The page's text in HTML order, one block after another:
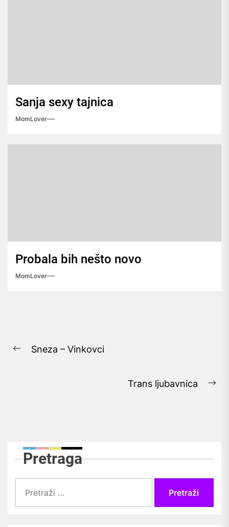
Sanja sexy tajnica
MomLover
Probala bih nešto novo
MomLover
objava
Previous
Sneza – Vinkovci
Trans ljubavnica
Pretraga